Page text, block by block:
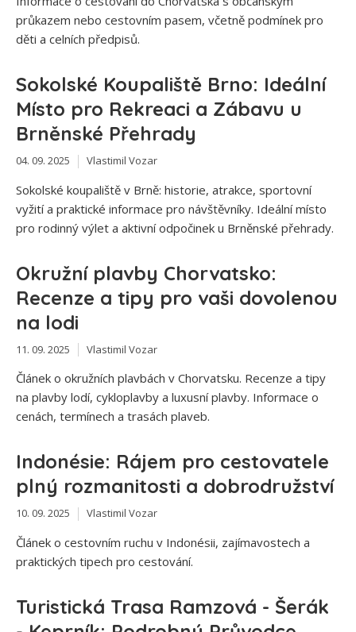
průkazem nebo cestovním pasem, včetně podmínek pro
děti a celních předpisů.
Sokolské Koupaliště Brno: Ideální
Místo pro Rekreaci a Zábavu u
Brněnské Přehrady
04. 09. 2025 Vlastimil Vozar
Sokolské koupaliště v Brně: historie, atrakce, sportovní
vyžití a praktické informace pro návštěvníky. Ideální místo
pro rodinný výlet a aktivní odpočinek u Brněnské přehrady.
Okružní plavby Chorvatsko:
Recenze a tipy pro vaši dovolenou
na lodi
11. 09. 2025 Vlastimil Vozar
Článek o okružních plavbách v Chorvatsku. Recenze a tipy
na plavby lodí, cykloplavby a luxusní plavby. Informace o
cenách, termínech a trasách plaveb.
Indonésie: Rájem pro cestovatele
plný rozmanitosti a dobrodružství
10. 09. 2025 Vlastimil Vozar
Článek o cestovním ruchu v Indonésii, zajímavostech a
praktických tipech pro cestování.
Turistická Trasa Ramzová - Šerák